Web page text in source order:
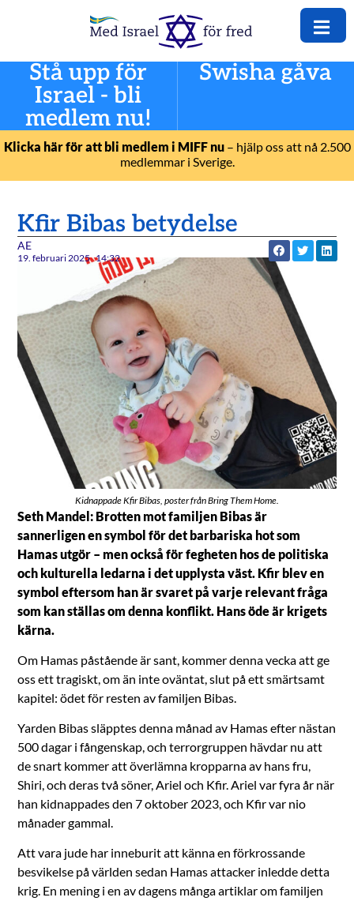
Stå upp för
Israel - bli
medlem nu!
Swisha gåva
Klicka här för att bli medlem i MIFF nu– hjälp oss att nå 2.500
medlemmar i Sverige.
Kfir Bibas betydelse
AE
19. februari 2025 14:32
Kidnappade Kfir Bibas, poster från Bring Them Home.
Seth Mandel: Brotten mot familjen Bibas är
sannerligen en symbol för det barbariska hot som
Hamas utgör – men också för fegheten hos de politiska
och kulturella ledarna i det upplysta väst. Kfir blev en
symbol eftersom han är svaret på varje relevant fråga
som kan ställas om denna konflikt. Hans öde är krigets
kärna.
Om Hamas påstående är sant, kommer denna vecka att ge
oss ett tragiskt, om än inte oväntat, slut på ett smärtsamt
kapitel: ödet för resten av familjen Bibas.
Yarden Bibas släpptes denna månad av Hamas efter nästan
500 dagar i fångenskap, och terrorgruppen hävdar nu att
de snart kommer att överlämna kropparna av hans fru,
Shiri, och deras två söner, Ariel och Kfir. Ariel var fyra år när
han kidnappades den 7 oktober 2023, och Kfir var nio
månader gammal.
Att vara jude har inneburit att känna en förkrossande
besvikelse på världen sedan Hamas attacker inledde detta
krig. En mening i en av dagens många artiklar om familjen